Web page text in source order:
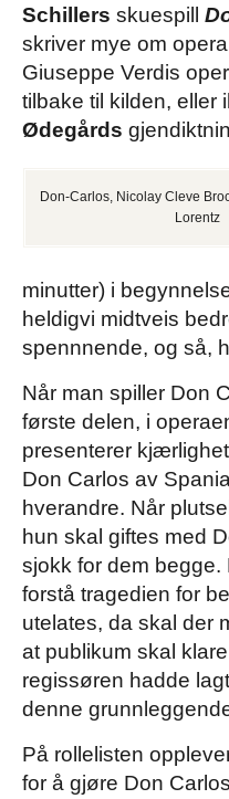
Schillers skuespill
skriver mye om
Giuseppe Verdis
tilbake til kilden, eller
Ødegårds
Don-Carlos, Nicolay Cleve
Lorentz
minutter) i
heldigvi midtveis
spennnende, og så,
Når man spiller Don
første delen, i
presenterer
Don Carlos av
hverandre. Når
hun skal giftes med
sjokk for dem
forstå tragedien for
utelates, da skal der
at publikum skal
regissøren hadde
denne
På rollelisten
for å gjøre Don